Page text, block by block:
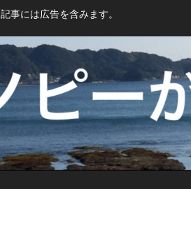
記事には広告を含みます。